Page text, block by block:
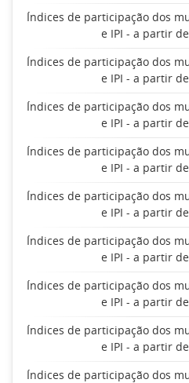
Índices de participação dos
e IPI - a partir
Índices de participação dos
e IPI - a partir
Índices de participação dos
e IPI - a partir
Índices de participação dos
e IPI - a partir
Índices de participação dos
e IPI - a partir
Índices de participação dos
e IPI - a partir
Índices de participação dos
e IPI - a partir
Índices de participação dos
e IPI - a partir
Índices de participação dos